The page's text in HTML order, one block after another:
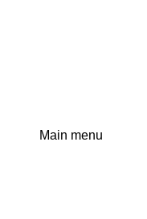
Main menu